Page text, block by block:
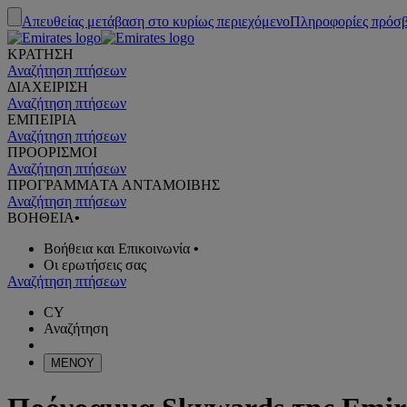
Απευθείας μετάβαση στο κυρίως περιεχόμενοΠληροφορίες
ΚΡΑΤΗΣΗ
Αναζήτηση πτήσεων
ΔΙΑΧΕΙΡΙΣΗ
Αναζήτηση πτήσεων
ΕΜΠΕΙΡΙΑ
Αναζήτηση πτήσεων
ΠΡΟΟΡΙΣΜΟΙ
Αναζήτηση πτήσεων
ΠΡΟΓΡΑΜΜΑTA ΑΝΤΑΜΟΙΒΗΣ
Αναζήτηση πτήσεων
ΒΟΗΘΕΙΑ•
Βοήθεια και Επικοινωνία •
Οι ερωτήσεις σας
Αναζήτηση πτήσεων
CY
Αναζήτηση
ΜΕΝΟΥ